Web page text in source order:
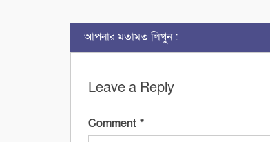
আপনার মতামত লিখুন :
Leave a Reply
Comment *